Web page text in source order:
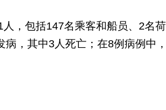
，包括147名乘客和船员、2名
，其中3人死亡；在8例病例中